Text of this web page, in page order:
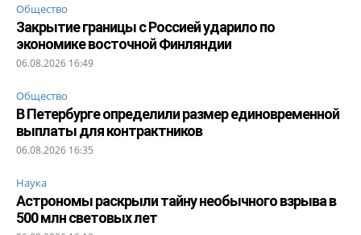
Общество
Закрытие границы с Россией ударило по
экономике восточной Финляндии
06.08.2026 16:49
Общество
В Петербурге определили размер единовременной
выплаты для контрактников
06.08.2026 16:35
Наука
Астрономы раскрыли тайну необычного взрыва в
500 млн световых лет